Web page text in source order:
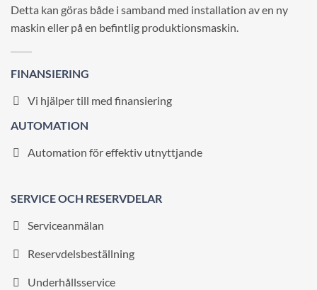
Detta kan göras både i samband med installation av en ny
maskin eller på en befintlig produktionsmaskin.
FINANSIERING
Vi hjälper till med finansiering
AUTOMATION
Automation för effektiv utnyttjande
SERVICE OCH RESERVDELAR
Serviceanmälan
Reservdelsbeställning
Underhållsservice